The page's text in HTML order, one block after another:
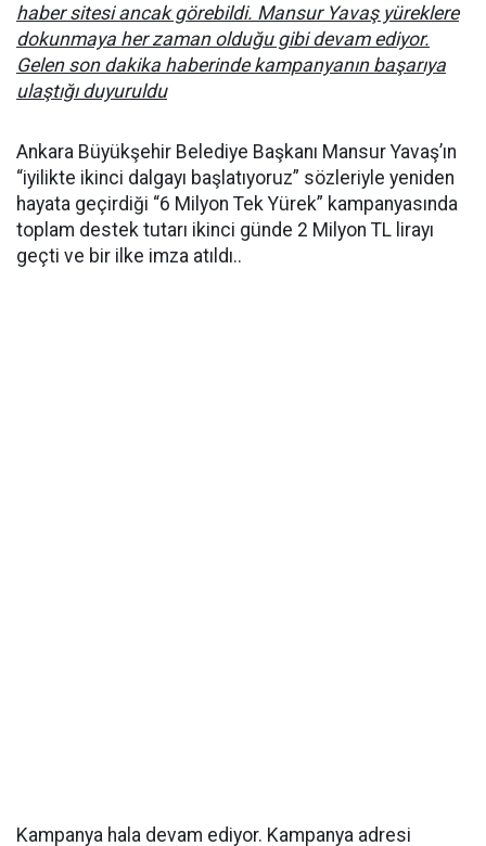
haber sitesi ancak görebildi. Mansur Yavaş yüreklere
dokunmaya her zaman olduğu gibi devam ediyor.
Gelen son dakika haberinde kampanyanın başarıya
ulaştığı duyuruldu
Ankara Büyükşehir Belediye Başkanı Mansur Yavaş’ın
“iyilikte ikinci dalgayı başlatıyoruz” sözleriyle yeniden
hayata geçirdiği “6 Milyon Tek Yürek” kampanyasında
toplam destek tutarı ikinci günde 2 Milyon TL lirayı
geçti ve bir ilke imza atıldı..
Kampanya hala devam ediyor. Kampanya adresi